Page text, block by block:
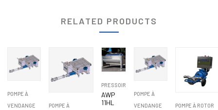
RELATED PRODUCTS
POMPE À
VENDANGE
POMPE À
PRESSOIR
AWP
11HL
POMPE À
VENDANGE
POMPE À ROTOR